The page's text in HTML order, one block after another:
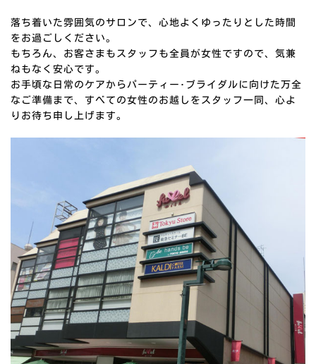
落ち着いた雰囲気のサロンで、心地よくゆったりとした時間
をお過ごしください。
もちろん、お客さまもスタッフも全員が女性ですので、気兼
ねもなく安心です。
お手頃な日常のケアからパーティー･ブライダルに向けた万全
なご準備まで、すべての女性のお越しをスタッフ一同、心よ
りお待ち申し上げます。